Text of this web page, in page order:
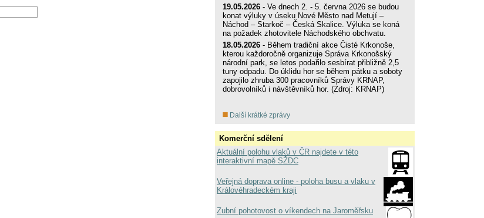
19.05.2026 - Ve dnech 2. - 5. června 2026 se budou
konat výluky v úseku Nové Město nad Metují –
Náchod – Starkoč – Česká Skalice. Výluka se koná
na požadek zhotovitele Náchodského obchvatu.
18.05.2026 - Během tradiční akce Čisté Krkonoše,
kterou každoročně organizuje Správa Krkonošský
národní park, se letos podařilo sesbírat přibližně 2,5
tuny odpadu. Do úklidu hor se během pátku a soboty
zapojilo zhruba 300 pracovníků Správy KRNAP,
dobrovolníků i návštěvníků hor. (Zdroj: KRNAP)
Další krátké zprávy
Komerční sdělení
Aktuální polohu vlaků v ČR najdete v této
interaktivní mapě SŽDC
Veřejná doprava online - poloha busu a vlaku v
Královéhradeckém kraji
Zubní pohotovost o víkendech na Jaroměřsku